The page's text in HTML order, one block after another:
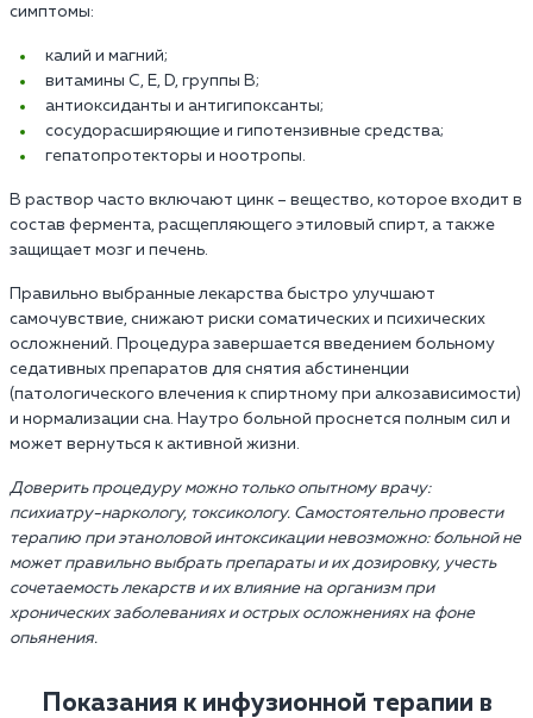
симптомы:
калий и магний;
витамины С, Е, D, группы В;
антиоксиданты и антигипоксанты;
сосудорасширяющие и гипотензивные средства;
гепатопротекторы и ноотропы.
В раствор часто включают цинк – вещество, которое входит в
состав фермента, расщепляющего этиловый спирт, а также
защищает мозг и печень.
Правильно выбранные лекарства быстро улучшают
самочувствие, снижают риски соматических и психических
осложнений. Процедура завершается введением больному
седативных препаратов для снятия абстиненции
(патологического влечения к спиртному при алкозависимости)
и нормализации сна. Наутро больной проснется полным сил и
может вернуться к активной жизни.
Доверить процедуру можно только опытному врачу:
психиатру-наркологу, токсикологу. Самостоятельно провести
терапию при этаноловой интоксикации невозможно: больной не
может правильно выбрать препараты и их дозировку, учесть
сочетаемость лекарств и их влияние на организм при
хронических заболеваниях и острых осложнениях на фоне
опьянения.
Показания к инфузионной терапии в